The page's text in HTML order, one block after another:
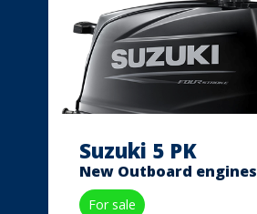
Suzuki 5 PK
New Outboard engines
For sale